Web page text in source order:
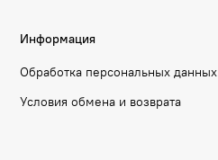
Информация
Обработка персональных данных
Условия обмена и возврата